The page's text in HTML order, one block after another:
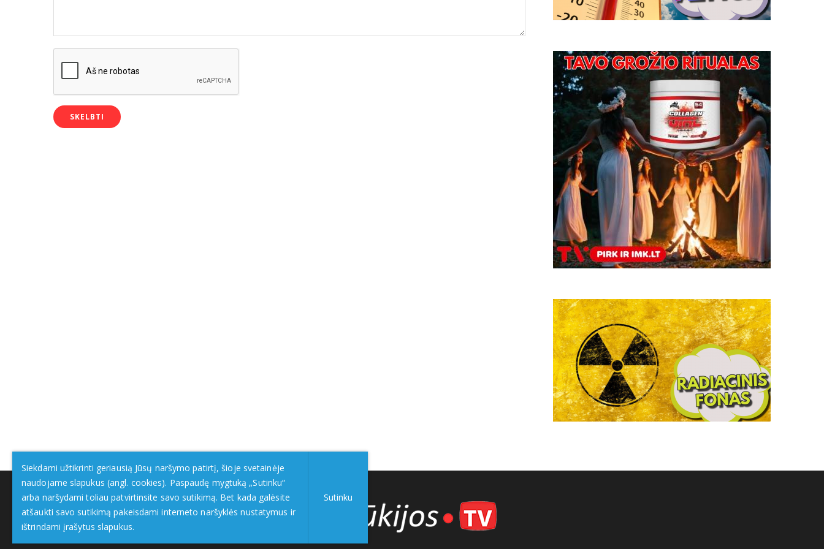
Siekdami užtikrinti geriausią Jūsų naršymo patirtį, šioje svetainėje
naudojame slapukus (angl. cookies). Paspaudę mygtuką „Sutinku“
arba naršydami toliau patvirtinsite savo sutikimą. Bet kada galėsite
atšaukti savo sutikimą pakeisdami interneto naršyklės nustatymus ir
ištrindami įrašytus slapukus.
Sutinku